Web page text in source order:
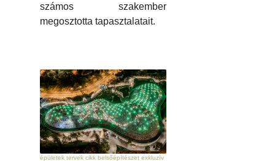
számos szakember
megosztotta tapasztalatait.
épületek tervek cikk belsőépítészet exkluzív